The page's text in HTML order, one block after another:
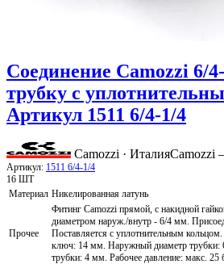
Соединение Camozzi 6/
трубку с
Артикул 1511 6/4-1/4
Camozzi · ИталияCamozzi
Артикул: 1511 6/4-1/4
16 ШТ
Материал Никелированная латунь
Прочее
Фитинг Camozzi прямой, с накидной
диаметром наруж./внутр - 6/4 мм.
Поставляется с уплотнительным
ключ: 14 мм. Наружный диаметр трубки:
трубки: 4 мм. Рабочее давление: макс. 25